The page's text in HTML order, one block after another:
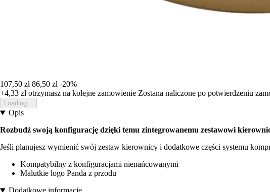
107,50 zł 86,50 zł -20%
+4,33 złotrzymasz na kolejne zamowienie Zostana naliczone po potwierdzeniu
Loading...
Opis
Rozbudź swoją konfigurację dzięki temu zintegrowanemu zestawowi
Jeśli planujesz wymienić swój zestaw kierownicy i dodatkowe części systemu
Kompatybilny z konfiguracjami nienańcowanymi
Malutkie logo Panda z przodu